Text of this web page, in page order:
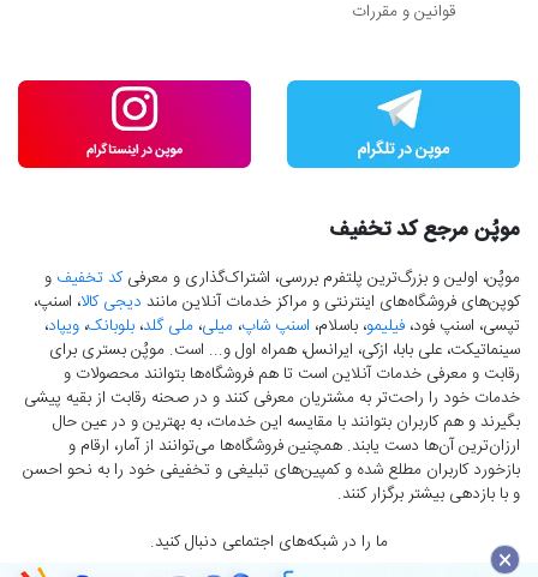
قوانین و مقررات
موپُن مرجع کد تخفیف
موپُن، اولین و بزرگ‌ترین پلتفرم بررسی، اشتراک‌گذاری و معرفیکد تخفیف و
کوپن‌های فروشگاه‌های اینترنتی و مراکز خدمات آنلاین مانند دیجی کالا، اسنپ،
تپسی، اسنپ فود، فیلیمو، باسلام، اسنپ شاپ، میلی، ملی گلد، بلوبانک، ویپاد،
سینماتیکت، علی بابا، ازکی، ایرانسل، همراه اول و... است. موپُن بستری برای
رقابت و معرفی خدمات آنلاین است تا هم فروشگاه‌ها بتوانند محصولات و
خدمات خود را راحت‌تر به مشتریان معرفی کنند و در صحنه رقابت از بقیه پیشی
بگیرند و هم کاربران بتوانند با مقایسه این خدمات، به بهترین و در عین حال
ارزان‌ترین آن‌ها دست‌ یابند. همچنین فروشگاه‌ها می‌توانند از آمار، ارقام و
بازخورد کاربران مطلع شده و کمپین‌های تبلیغی و تخفیفی خود را به نحو احسن
و با بازدهی بیشتر برگزار کنند.
ما را در شبکه‌های اجتماعی دنبال کنید.
×